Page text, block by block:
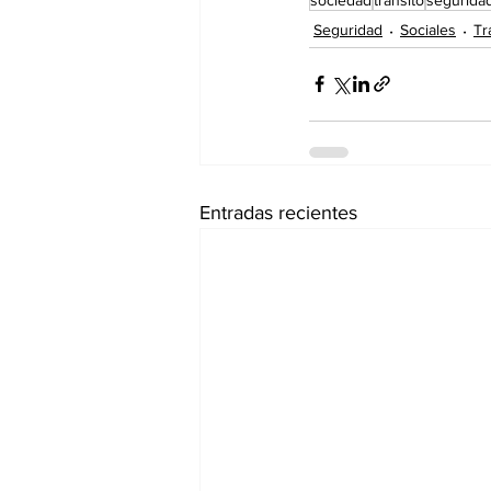
Seguridad
Sociales
Entradas recientes